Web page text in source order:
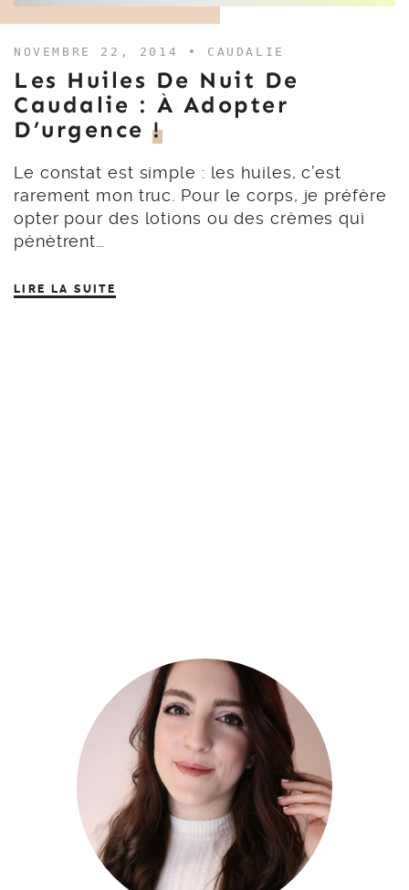
NOVEMBRE 22, 2014 • CAUDALIE
Les Huiles De Nuit De
Caudalie : À Adopter
D’urgence !
Le constat est simple : les huiles, c’est
rarement mon truc. Pour le corps, je préfère
opter pour des lotions ou des crèmes qui
pénètrent…
LIRE LA SUITE